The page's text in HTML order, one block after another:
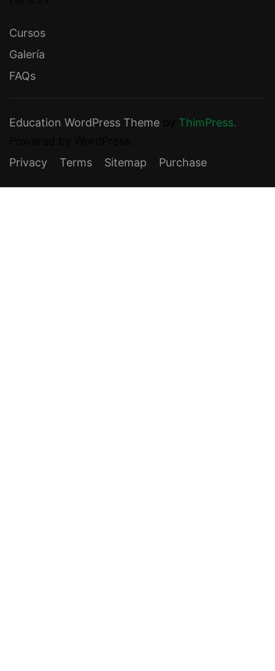
Cursos
Galería
FAQs
Education WordPress Theme
ThimPress.
Privacy
Terms Sitemap Purchase